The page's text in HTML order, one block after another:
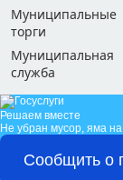
Муниципальные
торги
Муниципальная
служба
Решаем вместе
Не убран мусор, яма
Сообщить о